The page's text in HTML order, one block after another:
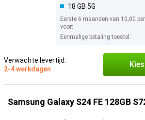
18 GB 5G
Eerste 6 maanden van 10,00
voor:
Eenmalige betaling toestel:
Verwachte levertijd:
2-4 werkdagen
Samsung Galaxy S24 FE 128GB